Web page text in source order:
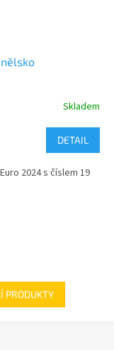
Skladem
DETAIL
2024 s číslem 19
PRODUKTY